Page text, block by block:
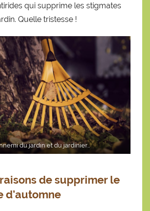
n
qui supprime les stigmates
Quelle tristesse !
du jardin et du jardinier…
de supprimer le
d’automne